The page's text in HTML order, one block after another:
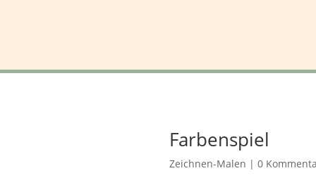
Farbenspiel
Zeichnen-Malen | 0